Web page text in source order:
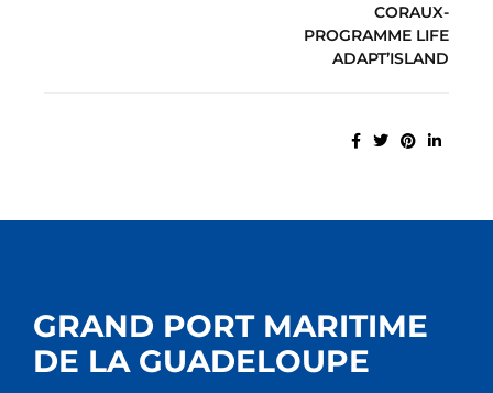
CORAUX-
PROGRAMME LIFE
ADAPT’ISLAND
GRAND PORT MARITIME
DE LA GUADELOUPE